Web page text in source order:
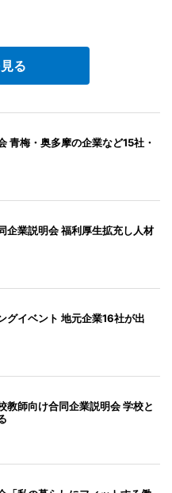
る
青梅・奥多摩の企業など15社・
企業説明会 福利厚生拡充し人材
グイベント 地元企業16社が出
教師向け合同企業説明会 学校と